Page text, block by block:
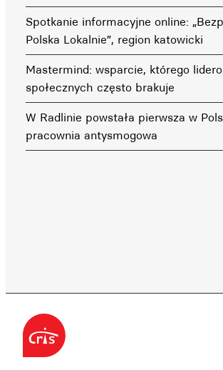
Spotkanie informacyjne online:
Polska Lokalnie”, region katowicki
Mastermind: wsparcie, którego
społecznych często brakuje
W Radlinie powstała pierwsza w
pracownia antysmogowa